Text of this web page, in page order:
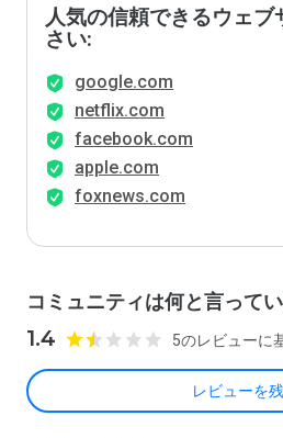
人気の信頼できるウェ
さい:
google.com
netflix.com
facebook.com
apple.com
foxnews.com
コミュニティは何と言って
1.4 5のレビューに
レビューを